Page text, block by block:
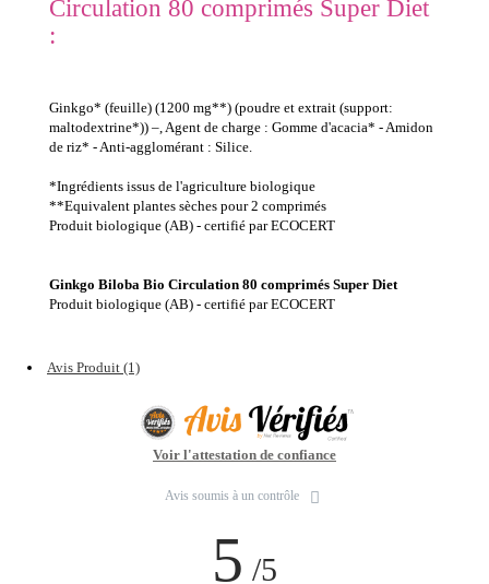
Circulation 80 comprimés Super Diet
:
Ginkgo* (feuille) (1200 mg**) (poudre et extrait (support:
maltodextrine*)) –, Agent de charge : Gomme d'acacia* - Amidon
de riz* - Anti-agglomérant : Silice.
*Ingrédients issus de l'agriculture biologique
**Equivalent plantes sèches pour 2 comprimés
Produit biologique (AB) - certifié par ECOCERT
Ginkgo Biloba Bio Circulation 80 comprimés Super Diet
Produit biologique (AB) - certifié par ECOCERT
Avis Produit (1)
Voir l'attestation de confiance
Avis soumis à un contrôle
5 /5